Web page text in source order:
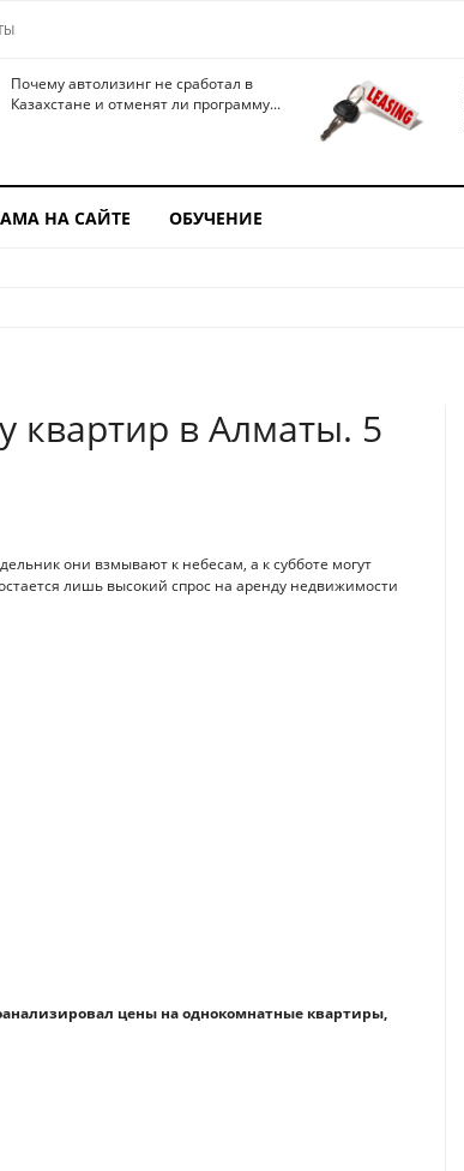
Почему автолизинг не сработал в
Казахстане и отменят ли программу...
НА САЙТЕ ОБУЧЕНИЕ
квартир в Алматы. 5
они взмывают к небесам, а к субботе могут
лишь высокий спрос на аренду недвижимости
цены на однокомнатные квартиры,